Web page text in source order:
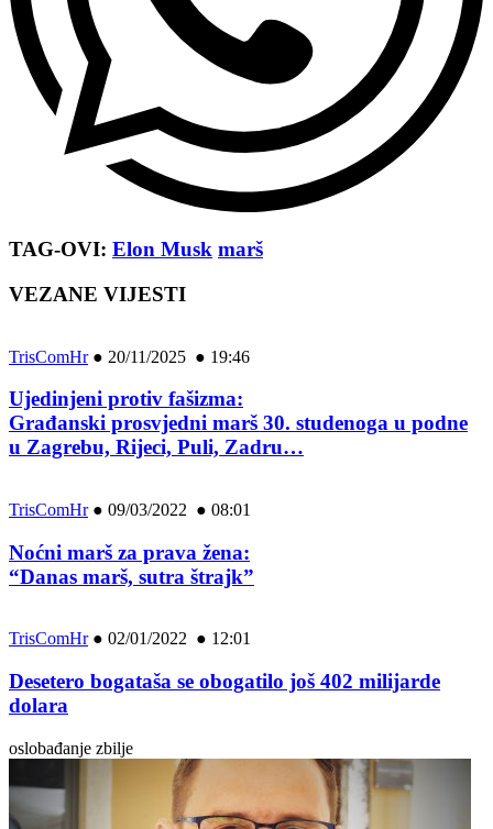
TAG-OVI: Elon Musk marš
VEZANE VIJESTI
TrisComHr● 20/11/2025 ● 19:46
Ujedinjeni protiv fašizma:
Građanski prosvjedni marš 30. studenoga u podne
u Zagrebu, Rijeci, Puli, Zadru…
TrisComHr● 09/03/2022 ● 08:01
Noćni marš za prava žena:
“Danas marš, sutra štrajk”
TrisComHr● 02/01/2022 ● 12:01
Desetero bogataša se obogatilo još 402 milijarde
dolara
oslobađanje zbilje